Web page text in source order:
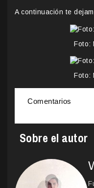
A continuación te
Foto:
Foto:
Comentarios
Sobre el autor